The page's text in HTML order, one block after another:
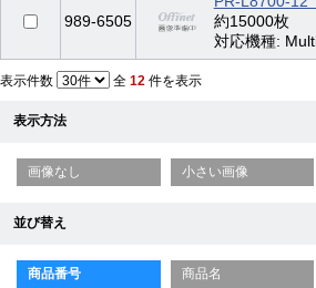
989-6505
約15000枚
対応機種:
表示件数 全 12 件を表示
表示方法
画像なし 小さい画像
並び替え
商品番号 商品名